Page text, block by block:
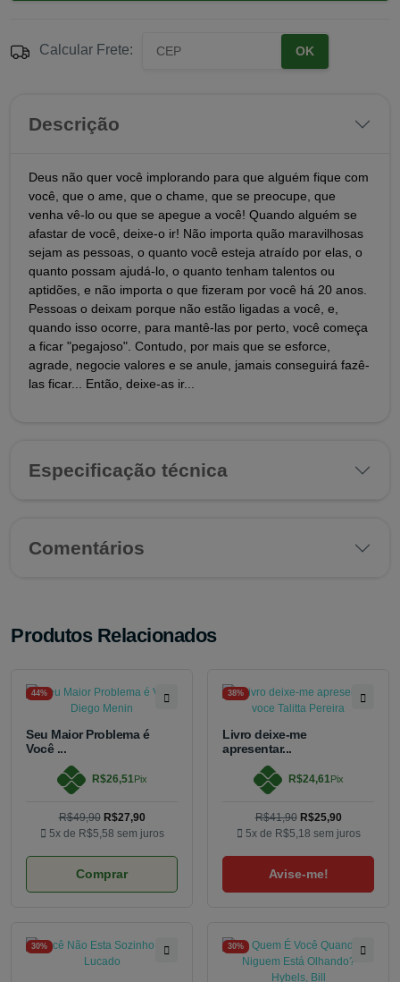
Calcular Frete: OK
Descrição
Deus não quer você implorando para que alguém fique com
você, que o ame, que o chame, que se preocupe, que
venha vê-lo ou que se apegue a você! Quando alguém se
afastar de você, deixe-o ir! Não importa quão maravilhosas
sejam as pessoas, o quanto você esteja atraído por elas, o
quanto possam ajudá-lo, o quanto tenham talentos ou
aptidões, e não importa o que fizeram por você há 20 anos.
Pessoas o deixam porque não estão ligadas a você, e,
quando isso ocorre, para mantê-las por perto, você começa
a ficar "pegajoso". Contudo, por mais que se esforce,
agrade, negocie valores e se anule, jamais conseguirá fazê-
las ficar... Então, deixe-as ir...
Especificação técnica
Comentários
Produtos Relacionados
44%
Seu Maior Problema é
Você ...
R$26,51Pix
R$49,90 R$27,90
5x de R$5,58 sem juros
Comprar
38%
Livro deixe-me
apresentar...
R$24,61Pix
R$41,90 R$25,90
5x de R$5,18 sem juros
Avise-me!
30% 30%